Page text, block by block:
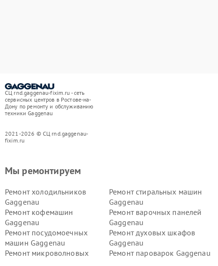
СЦ rnd.gaggenau-fixim.ru - сеть
сервисных центров в Ростове-на-
Дону по ремонту и обслуживанию
техники Gaggenau
2021-2026 © СЦ rnd.gaggenau-
fixim.ru
Мы ремонтируем
Ремонт холодильников
Gaggenau
Ремонт стиральных машин
Gaggenau
Ремонт кофемашин
Gaggenau
Ремонт варочных панелей
Gaggenau
Ремонт посудомоечных
машин Gaggenau
Ремонт духовых шкафов
Gaggenau
Ремонт микроволновых
Ремонт пароварок Gaggenau